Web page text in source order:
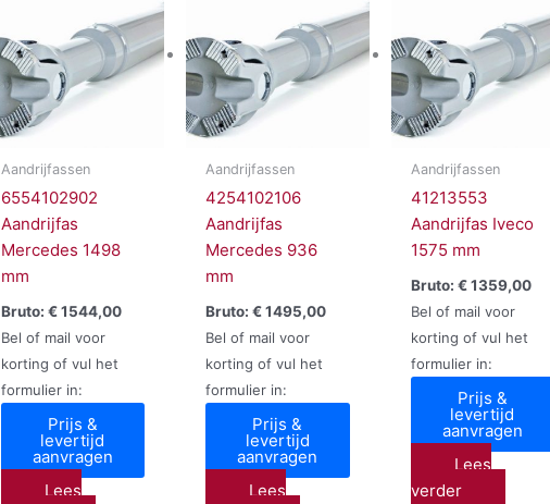
Aandrijfassen
6554102902
Aandrijfas
Mercedes 1498
mm
Bruto: €1544,00
Bel of mail voor
korting of vul het
formulier in:
Prijs &
levertijd
aanvragen
Lees
Aandrijfassen
4254102106
Aandrijfas
Mercedes 936
mm
Bruto: €1495,00
Bel of mail voor
korting of vul het
formulier in:
Prijs &
levertijd
aanvragen
Lees
Aandrijfassen
41213553
Aandrijfas Iveco
1575 mm
Bruto: €1359,00
Bel of mail voor
korting of vul het
formulier in:
Prijs &
levertijd
aanvragen
Lees
verder